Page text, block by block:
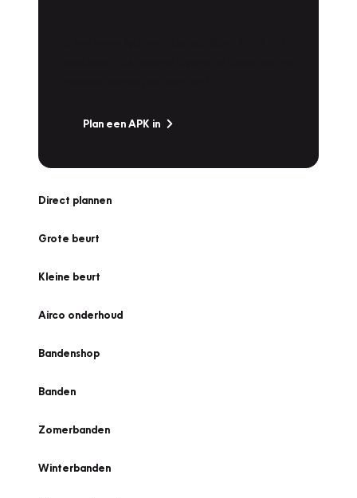
Plan een APK in
Direct plannen
Grote beurt
Kleine beurt
Airco onderhoud
Bandenshop
Banden
Zomerbanden
Winterbanden